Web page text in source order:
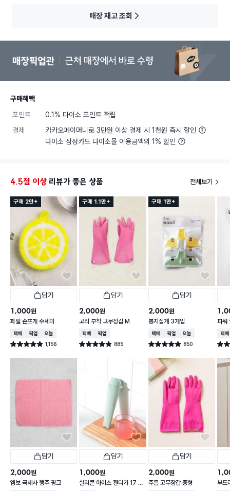
매장 재고 조회
구매혜택
포인트
0.1% 다이소 포인트 적립
결제
카카오페이머니로 3만원 이상 결제 시 1천원 즉시 할인
다이소 삼성카드 다이소몰 이용금액의 1% 할인
4.5점 이상 리뷰가 좋은 상품 전체보기
구매 2만+
담기
1,000원
과일 손뜨개 수세미
택배배송매장픽업오늘배송
별점 4.9점 1,156
건 작성
구매 1.1만+
담기
2,000원
고리 부착 고무장갑 M
택배배송매장픽업
별점 4.9점 885
건 작성
구매 1만+
담기
2,000원
봉지집게 3개입
택배배송매장픽업오늘배송
별점 4.9점 850
건 작성
파워
택배
별점
담기
2,000원
엠보 극세사 행주 핑크
담기
1,000원
실리콘 아이스 캔디기 17 X
담기
2,000원
주름 고무장갑 중형
부드